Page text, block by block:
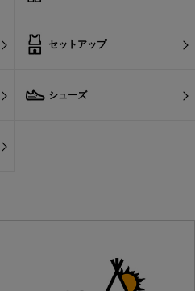
セットアップ
シューズ